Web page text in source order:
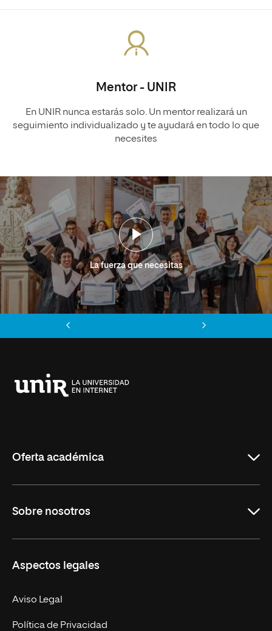
Mentor - UNIR
En UNIR nunca estarás solo. Un mentor realizará un
seguimiento individualizado y te ayudará en todo lo que
necesites
La fuerza que necesitas
Oferta académica
Másteres Oficiales
Doctorados
Experto Universitario
Postgrados
Sobre nosotros
Facultades
Nuestro Equipo
Trabaja en UNIR
Aspectos legales
Aviso Legal
Política de Privacidad